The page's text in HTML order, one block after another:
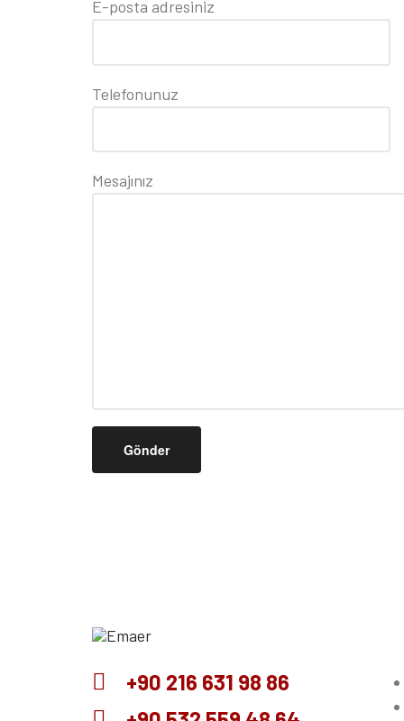
E-posta adresiniz
Telefonunuz
Mesajınız
Emaer
+90 216 631 98 86